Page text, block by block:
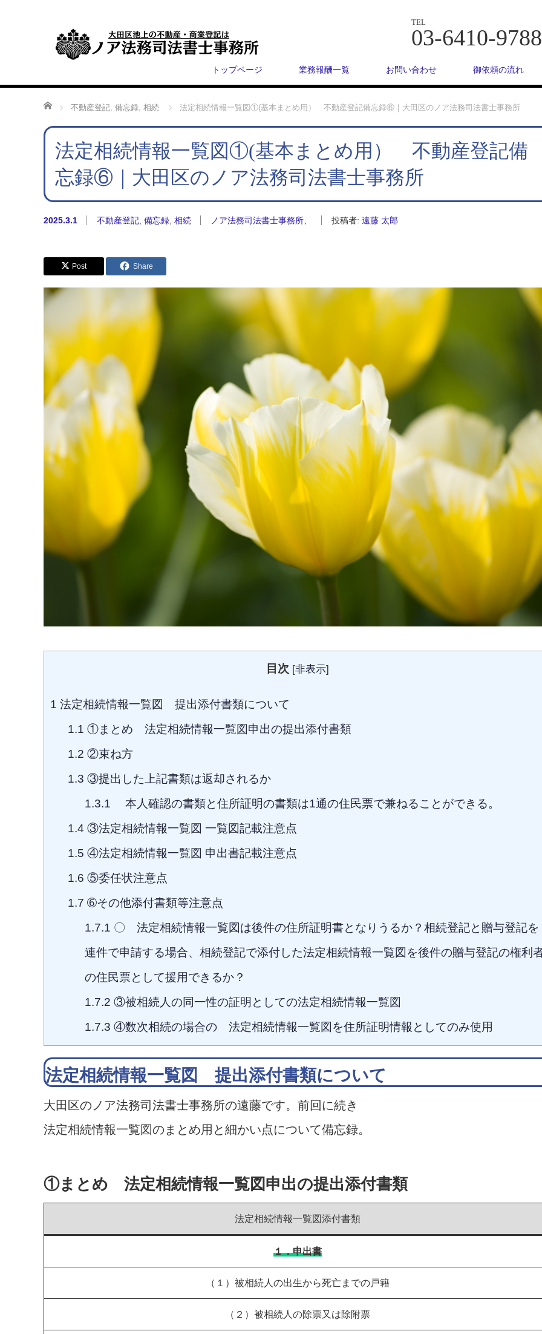
TEL
03-6410-9788
トップページ 業務報酬一覧 お問い合わせ 御依頼の流れ
ホーム 不動産登記, 備忘録, 相続 法定相続情報一覧図①(基本まとめ用） 不動産登記備忘録⑥｜大田区のノア法務司法書士事務所
法定相続情報一覧図①(基本まとめ用） 不動産登記備
忘録⑥｜大田区のノア法務司法書士事務所
2025.3.1 不動産登記 備忘録 相続 ノア法務司法書士事務所、 投稿者: 遠藤 太郎
Post Share
目次 [非表示]
1 法定相続情報一覧図 提出添付書類について
1.1 ①まとめ 法定相続情報一覧図申出の提出添付書類
1.2 ②束ね方
1.3 ③提出した上記書類は返却されるか
1.3.1 本人確認の書類と住所証明の書類は1通の住民票で兼ねることができる。
1.4 ③法定相続情報一覧図 一覧図記載注意点
1.5 ④法定相続情報一覧図 申出書記載注意点
1.6 ⑤委任状注意点
1.7 ➅その他添付書類等注意点
1.7.1 〇 法定相続情報一覧図は後件の住所証明書となりうるか？相続登記と贈与登記を
連件で申請する場合、相続登記で添付した法定相続情報一覧図を後件の贈与登記の権利
の住民票として援用できるか？
1.7.2 ③被相続人の同一性の証明としての法定相続情報一覧図
1.7.3 ④数次相続の場合の 法定相続情報一覧図を住所証明情報としてのみ使用
法定相続情報一覧図 提出添付書類について
大田区のノア法務司法書士事務所の遠藤です。前回に続き
法定相続情報一覧図のまとめ用と細かい点について備忘録。
①まとめ 法定相続情報一覧図申出の提出添付書類
法定相続情報一覧図添付書類
１．申出書
（１）被相続人の出生から死亡までの戸籍
（２）被相続人の除票又は除附票